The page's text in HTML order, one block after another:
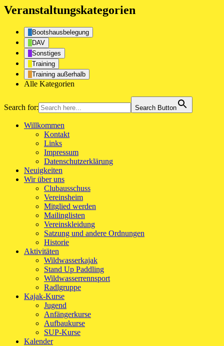
Veranstaltungskategorien
Bootshausbelegung
DAV
Sonstiges
Training
Training außerhalb
Alle Kategorien
Search for: Search Button
Willkommen
Kontakt
Links
Impressum
Datenschutzerklärung
Neuigkeiten
Wir über uns
Clubausschuss
Vereinsheim
Mitglied werden
Mailinglisten
Vereinskleidung
Satzung und andere Ordnungen
Historie
Aktivitäten
Wildwasserkajak
Stand Up Paddling
Wildwasserrennsport
Radlgruppe
Kajak-Kurse
Jugend
Anfängerkurse
Aufbaukurse
SUP-Kurse
Kalender